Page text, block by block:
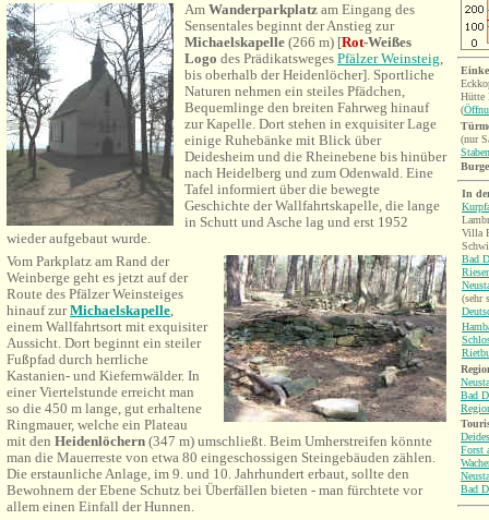
Am Wanderparkplatz am Eingang des
Sensentales beginnt der Anstieg zur
Michaelskapelle (266 m) [Rot-Weißes
Logo des Prädikatsweges Pfälzer Weinsteig,
bis oberhalb der Heidenlöcher]. Sportliche
Naturen nehmen ein steiles Pfädchen,
Bequemlinge den breiten Fahrweg hinauf
zur Kapelle. Dort stehen in exquisiter Lage
einige Ruhebänke mit Blick über
Deidesheim und die Rheinebene bis hinüber
nach Heidelberg und zum Odenwald. Eine
Tafel informiert über die bewegte
Geschichte der Wallfahrtskapelle, die lange
in Schutt und Asche lag und erst 1952
wieder aufgebaut wurde.
Vom Parkplatz am Rand der
Weinberge geht es jetzt auf der
Route des Pfälzer Weinsteiges
hinauf zurMichaelskapelle,
einem Wallfahrtsort mit exquisiter
Aussicht. Dort beginnt ein steiler
Fußpfad durch herrliche
Kastanien- und Kiefernwälder. In
einer Viertelstunde erreicht man
so die 450 m lange, gut erhaltene
Ringmauer, welche ein Plateau
mit den Heidenlöchern (347 m) umschließt. Beim Umherstreifen könnte
man die Mauerreste von etwa 80 eingeschossigen Steingebäuden zählen.
Die erstaunliche Anlage, im 9. und 10. Jahrhundert erbaut, sollte den
Bewohnern der Ebene Schutz bei Überfällen bieten - man fürchtete vor
allem einen Einfall der Hunnen.
Hütte
(
(nur
In
Villa
Bad
(sehr
Bad
Forst
Bad